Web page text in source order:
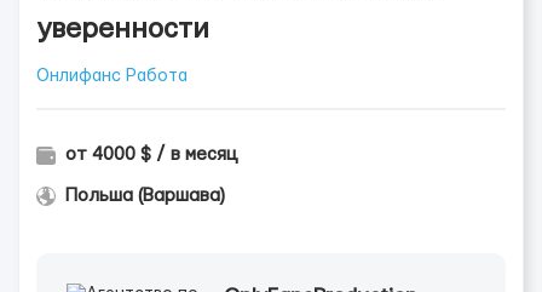
уверенности
Онлифанс Работа
от 4000 $ / в месяц
Польша (Варшава)